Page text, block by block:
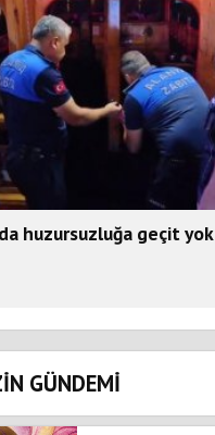
huzursuzluğa geçit yok
GÜNDEMİ